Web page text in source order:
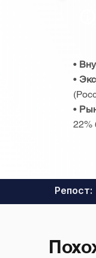
•
•
•
22%
Репост: